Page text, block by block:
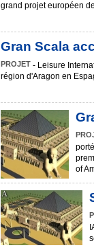
grand projet européen
Gran Scala
PROJET - Leisure
région d'Aragon en
of